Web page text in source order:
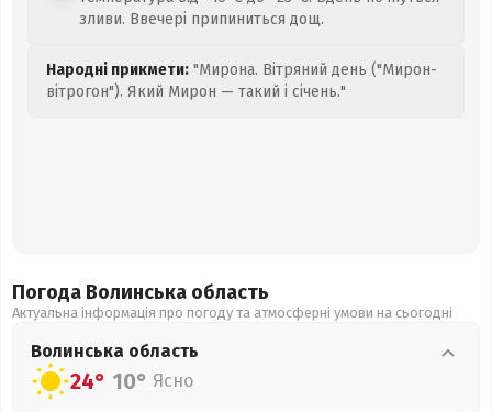
зливи. Ввечері припиниться дощ.
Народні прикмети: "Мирона. Вітряний день ("Мирон-
вітрогон"). Який Мирон — такий і січень."
Погода Волинська область
Актуальна інформація про погоду та атмосферні умови на сьогодні
Волинська область
24° 10° Ясно